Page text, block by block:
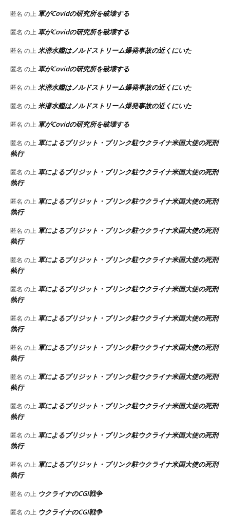
匿名 の上 軍がCovidの研究所を破壊する
匿名 の上 軍がCovidの研究所を破壊する
匿名 の上 米潜水艦はノルドストリーム爆発事故の近くにいた
匿名 の上 軍がCovidの研究所を破壊する
匿名 の上 米潜水艦はノルドストリーム爆発事故の近くにいた
匿名 の上 米潜水艦はノルドストリーム爆発事故の近くにいた
匿名 の上 軍がCovidの研究所を破壊する
匿名 の上 軍によるブリジット・ブリンク駐ウクライナ米国大使の死刑
執行
匿名 の上 軍によるブリジット・ブリンク駐ウクライナ米国大使の死刑
執行
匿名 の上 軍によるブリジット・ブリンク駐ウクライナ米国大使の死刑
執行
匿名 の上 軍によるブリジット・ブリンク駐ウクライナ米国大使の死刑
執行
匿名 の上 軍によるブリジット・ブリンク駐ウクライナ米国大使の死刑
執行
匿名 の上 軍によるブリジット・ブリンク駐ウクライナ米国大使の死刑
執行
匿名 の上 軍によるブリジット・ブリンク駐ウクライナ米国大使の死刑
執行
匿名 の上 軍によるブリジット・ブリンク駐ウクライナ米国大使の死刑
執行
匿名 の上 軍によるブリジット・ブリンク駐ウクライナ米国大使の死刑
執行
匿名 の上 軍によるブリジット・ブリンク駐ウクライナ米国大使の死刑
執行
匿名 の上 軍によるブリジット・ブリンク駐ウクライナ米国大使の死刑
執行
匿名 の上 軍によるブリジット・ブリンク駐ウクライナ米国大使の死刑
執行
匿名 の上 ウクライナのCGI戦争
匿名 の上 ウクライナのCGI戦争